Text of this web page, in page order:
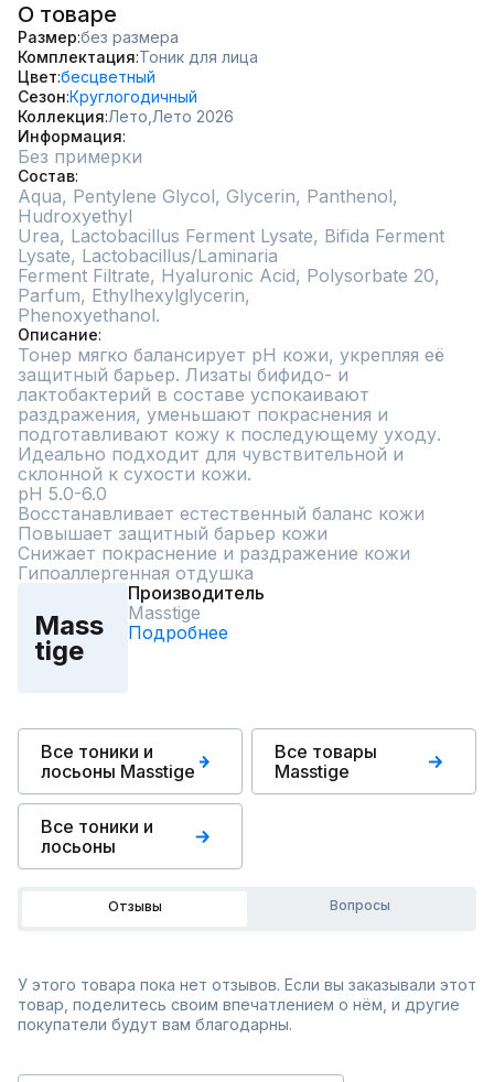
О товаре
Размер без размера
Комплектация Тоник для лица
Цвет бесцветный
Сезон Круглогодичный
Коллекция Лето, Лето 2026
Информация
Без примерки
Состав
Aqua, Pentylene Glycol, Glycerin, Panthenol,
Hudroxyethyl
Urea, Lactobacillus Ferment Lysate, Bifida Ferment
Lysate, Lactobacillus/Laminaria
Ferment Filtrate, Hyaluronic Acid, Polysorbate 20,
Parfum, Ethylhexylglycerin,
Phenoxyethanol.
Описание
Тонер мягко балансирует pH кожи, укрепляя её
защитный барьер. Лизаты бифидо- и
лактобактерий в составе успокаивают
раздражения, уменьшают покраснения и
подготавливают кожу к последующему уходу.
Идеально подходит для чувствительной и
склонной к сухости кожи.
рН 5.0-6.0
Восстанавливает естественный баланс кожи
Повышает защитный барьер кожи
Снижает покраснение и раздражение кожи
Гипоаллергенная отдушка
Mass
tige
Производитель
Masstige
Подробнее
Все тоники и
лосьоны Masstige
Все товары
Masstige
Все тоники и
лосьоны
Отзывы Вопросы
У этого товара пока нет отзывов. Если вы заказывали этот
товар, поделитесь своим впечатлением о нём, и другие
покупатели будут вам благодарны.